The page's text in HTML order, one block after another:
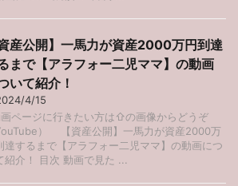
資産公開】一馬力が資産2000万円到達
まで【アラフォー二児ママ】の動画
いて紹介！
4/15
ページに行きたい方は⇧の画像からどうぞ
） 【資産公開】一馬力が資産2000万
達するまで【アラフォー二児ママ】の動画につ
紹介！ 目次 動画で見た ...